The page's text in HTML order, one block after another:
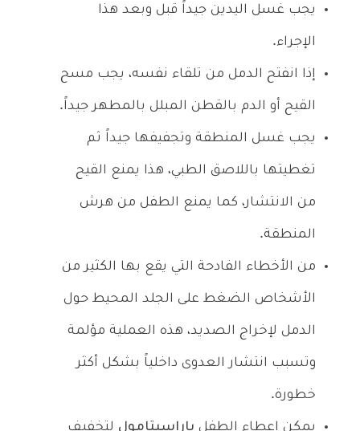
يجب غسل اليدين جيداً قبل وبعد هذا
الإجراء.
إذا انفتح الدمل من تلقاء نفسه، يجب مسح
القيح أو الدم بالقطن المبلل بالمطهر جيداً.
يجب غسل المنطقة وتجفيفها جيداً ثم
تغطيتها باللاصق الطبي، هذا يمنع القيح
من الانتشار، كما يمنع الطفل من هرش
المنطقة.
من الأخطاء الفادحة التي يقع بها الكثير من
الأشخاص الضغط على الجلد المحيط حول
الدمل لإخراج الصديد، هذه العملية مؤلمة
وتسبب انتشار العدوى داخلياً بشكل أكثر
خطورة.
يمكن إعطاء الطفل باراسيتامول لتخفيف